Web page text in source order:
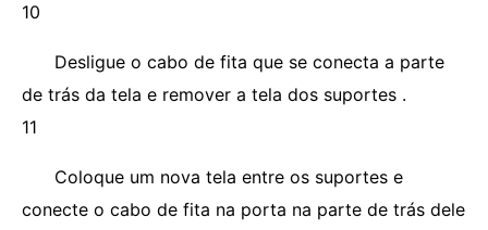
10
Desligue o cabo de fita que se conecta a parte
de trás da tela e remover a tela dos suportes .
11
Coloque um nova tela entre os suportes e
conecte o cabo de fita na porta na parte de trás dele